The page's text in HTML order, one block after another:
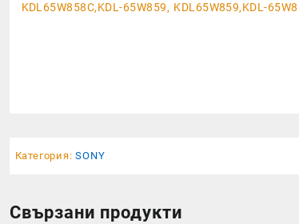
KDL65W858C,KDL-65W859, KDL65W859,KDL-
Категория:SONY
Свързани продукти